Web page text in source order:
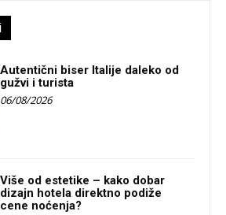
Autentični biser Italije daleko od
gužvi i turista
06/08/2026
Više od estetike – kako dobar
dizajn hotela direktno podiže
cene noćenja?